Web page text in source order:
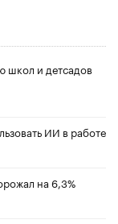
школ и детсадов
ИИ в работе
на 6,3%